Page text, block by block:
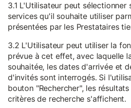
3.1 L'Utilisateur peut sélectionner
services qu'il souhaite utiliser
présentées par les Prestataires
3.2 L'Utilisateur peut utiliser la
prévue à cet effet, avec laquelle
souhaitée, les dates d'arrivée et
d'invités sont interrogés. Si
bouton "Rechercher", les
critères de recherche s'affichent.